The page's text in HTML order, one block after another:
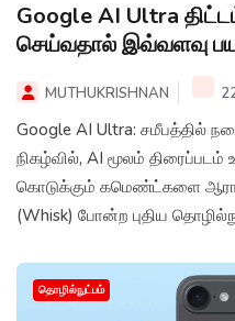
Google AI Ultra
செய்வதால் இவ்வளவு
MUTHUKRISHNAN
Google AI Ultra: சமீபத்தில்
நிகழ்வில், AI மூலம்
கொடுக்கும் கமெண்ட்களை
(Whisk) போன்ற புதிய
தொழில்நுட்பம்